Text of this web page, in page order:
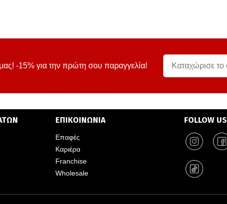
-15% για την πρώτη σου παραγγελία!
ΕΠΙΚΟΙΝΩΝΙΑ
Επαφές
Καριέρα
Franchise
Wholesale
FOLLOW US